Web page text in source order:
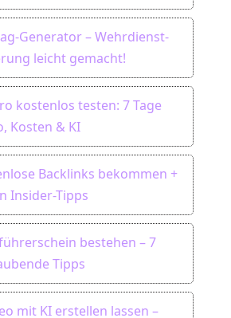
Generator – Wehrdienst-
leicht gemacht!
kostenlos testen: 7 Tage
Kosten & KI
Backlinks bekommen +
Insider-Tipps
bestehen – 7
Tipps
mit KI erstellen lassen –